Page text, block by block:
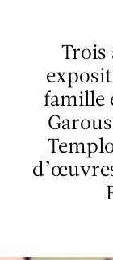
Trois
famille